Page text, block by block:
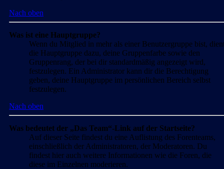
Nach oben
Was ist eine Hauptgruppe?
Wenn du Mitglied in mehr als einer Benutzergruppe bist,
die Hauptgruppe dazu, deine Gruppenfarbe sowie den
Gruppenrang, der bei dir standardmäßig angezeigt wird,
festzulegen. Ein Administrator kann dir die Berechtigung
geben, deine Hauptgruppe im persönlichen Bereich selbst
festzulegen.
Nach oben
Was bedeutet der „Das Team“-Link auf der Startseite?
Auf dieser Seite findest du eine Auflistung des Forenteams,
einschließlich der Administratoren, der Moderatoren. Du
findest hier auch weitere Informationen wie die Foren, die
diese im Einzelnen moderieren.